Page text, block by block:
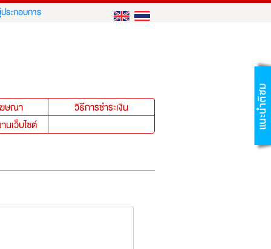
ระกอบการ
ษณา
วิธีการชำระเงิน
านเว็บไซต์